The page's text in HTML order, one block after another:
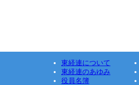
東経連について
東経連のあゆみ
役員名簿